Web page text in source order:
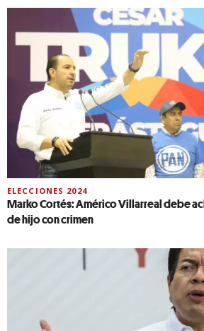
ELECCIONES 2024
Marko Cortés: Américo Villarreal debe
de hijo con crimen